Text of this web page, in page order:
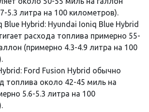
5.3 литра на 100 километров).
Blue Hybrid: Hyundai Ioniq Blue Hybrid
расхода топлива примерно 55-
(примерно 4.3-4.9 литра на 100
Ford Fusion Hybrid обычно
топлива около 42-45 миль на
5.6-5.3 литра на 100